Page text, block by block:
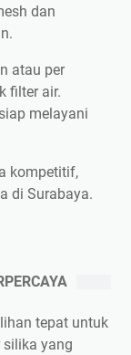
dan
atau per
filter air.
melayani
kompetitif,
di Surabaya.
tepat untuk
silika yang